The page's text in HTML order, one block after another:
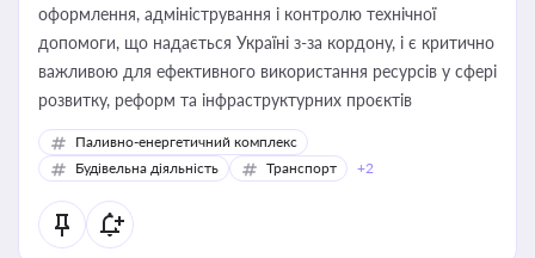
оформлення, адміністрування і контролю технічної
допомоги, що надається Україні з-за кордону, і є критично
важливою для ефективного використання ресурсів у сфері
розвитку, реформ та інфраструктурних проєктів
Паливно-енергетичний комплекс
Будівельна діяльність
Транспорт +2